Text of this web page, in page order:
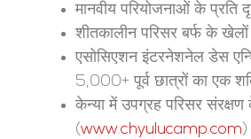
मानवीय परियोजनाओं के प्रति
शीतकालीन परिसर बर्फ के खेलों
एसोसिएशन इंटरनेशनेल डेस
5,000+ पूर्व छात्रों का एक
केन्या में उपग्रह परिसर संरक्षण
(www.chyulucamp.com)